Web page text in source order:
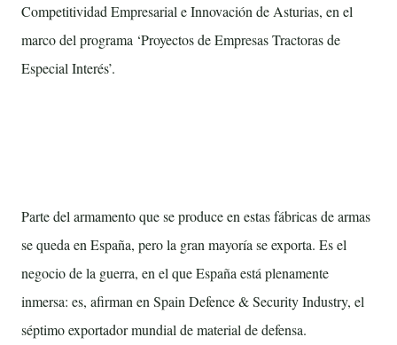
Competitividad Empresarial e Innovación de Asturias, en el
marco del programa ‘Proyectos de Empresas Tractoras de
Especial Interés’.
Parte del armamento que se produce en estas fábricas de armas
se queda en España, pero la gran mayoría se exporta. Es el
negocio de la guerra, en el que España está plenamente
inmersa: es, afirman en Spain Defence & Security Industry, el
séptimo exportador mundial de material de defensa.